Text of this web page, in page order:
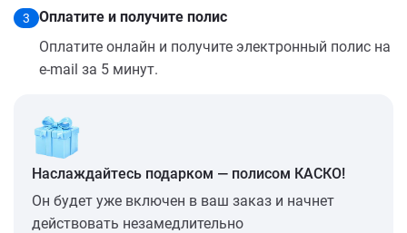
3
Оплатите и получите полис
Оплатите онлайн и получите электронный полис на
e-mail за 5 минут.
Наслаждайтесь подарком — полисом КАСКО!
Он будет уже включен в ваш заказ и начнет
действовать незамедлительно